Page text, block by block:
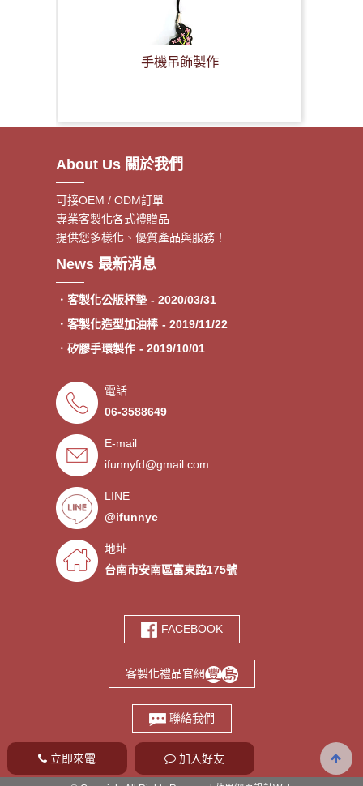
手機吊飾製作
About Us 關於我們
可接OEM / ODM訂單
專業客製化各式禮贈品
提供您多樣化、優質產品與服務！
News 最新消息
費》
．客製化公版杯墊 - 2020/03/31
．客製化造型加油棒 - 2019/11/22
．矽膠手環製作 - 2019/10/01
．來圖印製氣囊支架 低起訂量
．超低價少量手環客製
．禮贈品客製化服務，歡迎免費
索取樣品。
．氣囊支架客製服務 - 2019/08/30
．廣告扇製作工廠 -競選造勢熱
門宣傳贈品
．宮廟神明結緣品訂做
．水晶滴膠氣囊支架製作
．客製氣囊手機支架 - 2019/06/18
．鑰匙圈少量客製印刷歡迎打樣‎ - 2019/05/10
．鑰匙圈客製化專家 - 2019/05/10
．台南螢幕擦拭貼製造廠商‎ - 2019/05/07
．選舉宣傳造勢擦拭貼訂做 - 2019/05/06
．伸縮氣囊手機支架客製 - 2019/04/18
電話
06-3588649
E-mail
ifunnyfd@gmail.com
LINE
@ifunnyc
地址
台南市安南區富東路175號
FACEBOOK
客製化禮品官網
聯絡我們
立即來電 加入好友